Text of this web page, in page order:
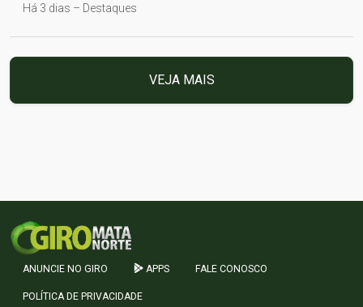
Há 3 dias – Destaques
VEJA MAIS
ANUNCIE NO GIRO APPS FALE CONOSCO
POLÍTICA DE PRIVACIDADE